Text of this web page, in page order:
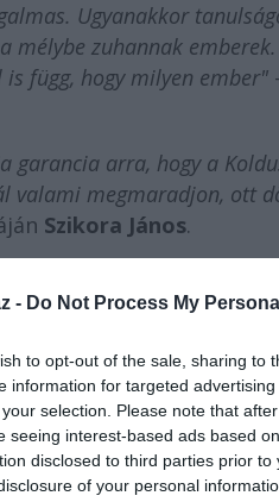
- Do Not Process My
to opt-out of the sale, sharing to
information for targeted
selection. Please note that
seeing interest-based ads based
disclosed to third parties prior
of your personal
Ugyanakkor
a mélybe zuhannak
függ, hogy milyen ember"
arra, hogy a
valami megmaradjon, ott
Szikora János.